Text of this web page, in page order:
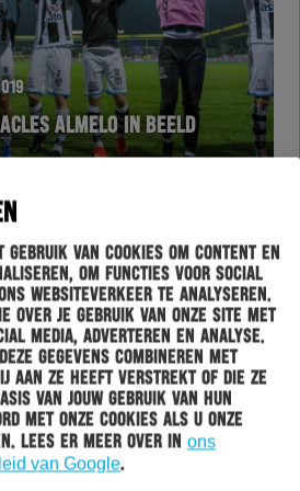
gebruik van cookies om content en
om functies voor social
websiteverkeer te analyseren.
over je gebruik van onze site met
media, adverteren en analyse.
gegevens combineren met
aan ze heeft verstrekt of die ze
van jouw gebruik van hun
met onze cookies als u onze
Lees er meer over in ons
van Google.
ALMELO IN BEELD
PAKT ZEGE IN VENLO